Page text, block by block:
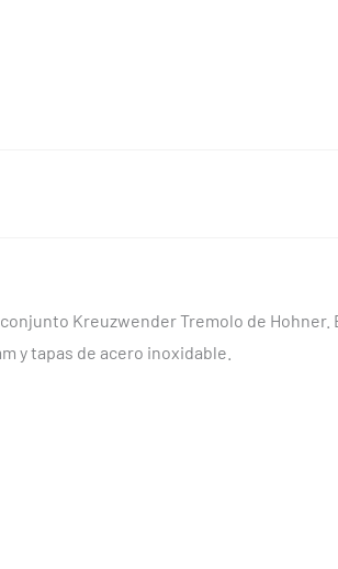
Kreuzwender Tremolo de
y tapas de acero inoxidable.